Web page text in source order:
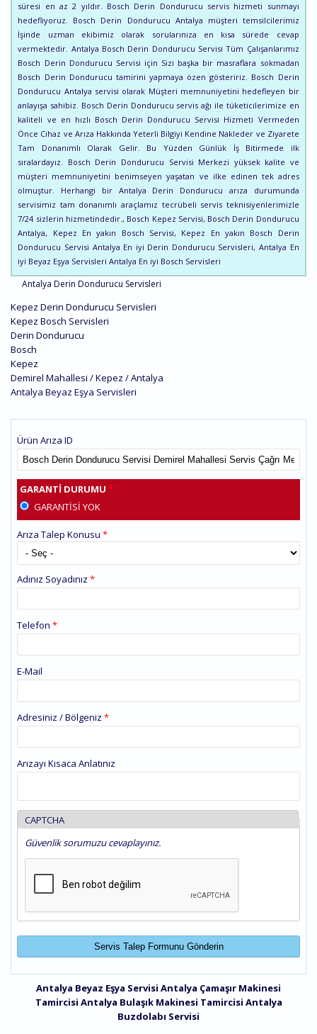
süresi en az 2 yıldır. Bosch Derin Dondurucu servis hizmeti sunmayı
hedefliyoruz. Bosch Derin Dondurucu Antalya müşteri temsilcilerimiz
İşinde uzman ekibimiz olarak sorularınıza en kısa sürede cevap
vermektedir. Antalya Bosch Derin Dondurucu Servisi Tüm Çalışanlarımız
Bosch Derin Dondurucu Servisi için Sizi başka bir masraflara sokmadan
Bosch Derin Dondurucu tamirini yapmaya özen gösteririz. Bosch Derin
Dondurucu Antalya servisi olarak Müşteri memnuniyetini hedefleyen bir
anlayışa sahibiz. Bosch Derin Dondurucu servis ağı ile tüketicilerimize en
kaliteli ve en hızlı Bosch Derin Dondurucu Servisi Hizmeti Vermeden
Önce Cihaz ve Arıza Hakkında Yeterli Bilgiyi Kendine Nakleder ve Ziyarete
Tam Donanımlı Olarak Gelir. Bu Yüzden Günlük İş Bitirmede ilk
sıralardayız. Bosch Derin Dondurucu Servisi Merkezi yüksek kalite ve
müşteri memnuniyetini benimseyen yaşatan ve ilke edinen tek adres
olmuştur. Herhangi bir Antalya Derin Dondurucu arıza durumunda
servisimiz tam donanımlı araçlamız tecrübeli servis teknisiyenlerimizle
7/24 sizlerin hizmetindedir., Bosch Kepez Servisi, Bosch Derin Dondurucu
Antalya, Kepez En yakın Bosch Servisi, Kepez En yakın Bosch Derin
Dondurucu Servisi Antalya En iyi Derin Dondurucu Servisleri, Antalya En
iyi Beyaz Eşya Servisleri Antalya En iyi Bosch Servisleri
Antalya Derin Dondurucu Servisleri
Kepez Derin Dondurucu Servisleri
Kepez Bosch Servisleri
Derin Dondurucu
Bosch
Kepez
Demirel Mahallesi / Kepez / Antalya
Antalya Beyaz Eşya Servisleri
Ürün Arıza ID
GARANTI DURUMU*
GARANTISI YOK
Arıza Talep Konusu*
Adınız Soyadınız*
Telefon*
E-Mail
Adresiniz / Bölgeniz*
Arızayı Kısaca Anlatınız
CAPTCHA
Güvenlik sorumuzu cevaplayınız.
Antalya Beyaz Eşya Servisi Antalya Çamaşır Makinesi
Tamircisi Antalya Bulaşık Makinesi Tamircisi Antalya
Buzdolabı Servisi